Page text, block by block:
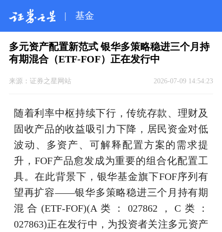
| 基金
多元资产配置新范式 银华多策略稳进三个月持
有期混合（ETF-FOF）正在发行中
来源： 证券之星网站 2026-07-09 14:54:23
随着利率中枢持续下行，传统存款、理财及
固收产品的收益吸引力下降，居民资金对低
波动、多资产、可解释配置方案的需求提
升，FOF产品愈发成为重要的组合化配置工
具。在此背景下，银华基金旗下FOF序列有
望再扩容——银华多策略稳进三个月持有期
混合(ETF-FOF)(A类：027862，C类：
027863)正在发行中，为投资者关注多元资产